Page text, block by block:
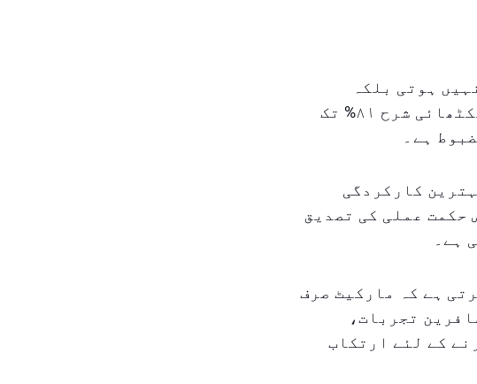
ہوتی بلکہ
اٹھکٹھائی اور قیمتوں میں بھی ہوتی ہے۔ اوسط اٹھکٹھائی شرح ۸۱% تک
ہے۔
کارکردگی
حکمت عملی کی تصدیق
ہے۔
ہے کہ مارکیٹ صرف
تجربات،
کے لئے ارتکاب